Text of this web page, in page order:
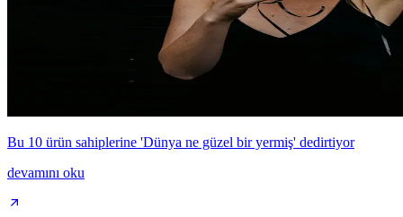
Bu 10 ürün sahiplerine 'Dünya ne güzel bir yermiş' dedirtiyor
devamını oku